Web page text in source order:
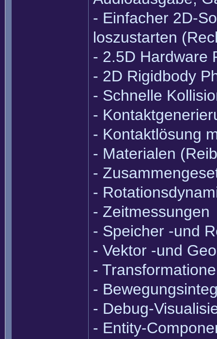
- Einfacher 2D-
loszustarten
- 2.5D Hardware
- 2D Rigidbody
- Schnelle
-
- Kontaktlösung
- Materialen
-
-
- Zeitmessungen
- Speicher -und
- Vektor -und
-
-
- Debug-
- Entity-